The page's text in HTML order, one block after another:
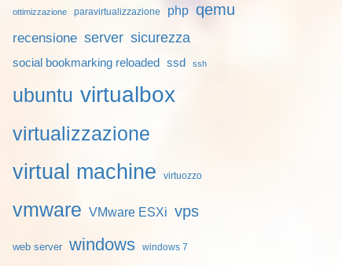
ottimizzazione paravirtualizzazione php qemu
recensione server sicurezza
social bookmarking reloaded ssd ssh
ubuntu virtualbox
virtualizzazione
virtual machine virtuozzo
vmware VMware ESXi vps
web server windows windows 7